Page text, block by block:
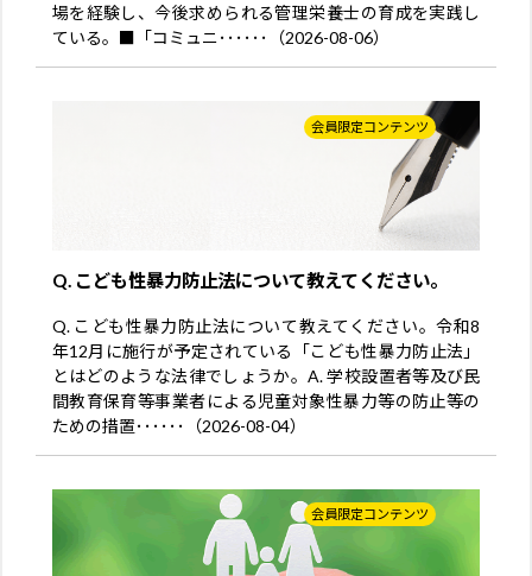
場を経験し、今後求められる管理栄養士の育成を実践し
ている。■「コミュニ･･････（2026-08-06）
会員限定コンテンツ
Q. こども性暴力防止法について教えてください。
Q. こども性暴力防止法について教えてください。令和8
年12月に施行が予定されている「こども性暴力防止法」
とはどのような法律でしょうか。A. 学校設置者等及び民
間教育保育等事業者による児童対象性暴力等の防止等の
ための措置･･････（2026-08-04）
会員限定コンテンツ